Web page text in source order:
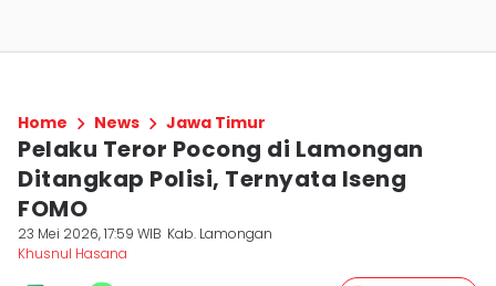
Home News Jawa Timur
Pelaku Teror Pocong di Lamongan
Ditangkap Polisi, Ternyata Iseng
FOMO
23 Mei 2026, 17:59 WIB Kab. Lamongan
Khusnul Hasana